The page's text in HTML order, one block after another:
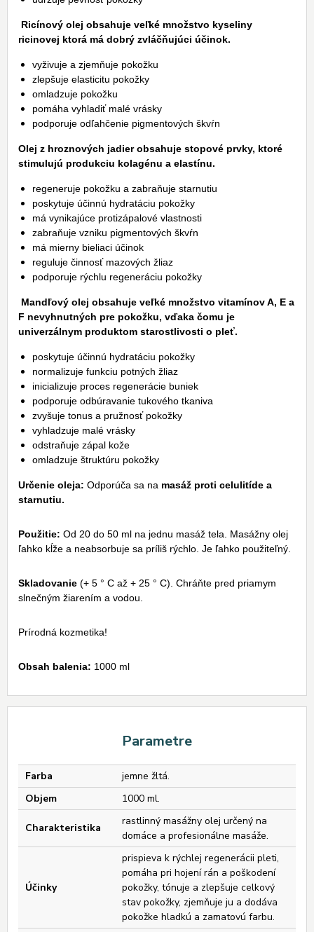
Ricínový olej obsahuje veľké množstvo kyseliny
ricinovej ktorá má dobrý zvláčňujúci účinok.
vyživuje a zjemňuje pokožku
zlepšuje elasticitu pokožky
omladzuje pokožku
pomáha vyhladiť malé vrásky
podporuje odľahčenie pigmentových škvŕn
Olej z hroznových jadier obsahuje stopové prvky, ktoré
stimulujú produkciu kolagénu a elastínu.
regeneruje pokožku a zabraňuje starnutiu
poskytuje účinnú hydratáciu pokožky
má vynikajúce protizápalové vlastnosti
zabraňuje vzniku pigmentových škvŕn
má mierny bieliaci účinok
reguluje činnosť mazových žliaz
podporuje rýchlu regeneráciu pokožky
Mandľový olej obsahuje veľké množstvo vitamínov A, E a
F nevyhnutných pre pokožku, vďaka čomu je
univerzálnym produktom starostlivosti o pleť.
poskytuje účinnú hydratáciu pokožky
normalizuje funkciu potných žliaz
inicializuje proces regenerácie buniek
podporuje odbúravanie tukového tkaniva
zvyšuje tonus a pružnosť pokožky
vyhladzuje malé vrásky
odstraňuje zápal kože
omladzuje štruktúru pokožky
Určenie oleja: Odporúča sa na masáž proti celulitíde a
starnutiu.
Použitie: Od 20 do 50 ml na jednu masáž tela. Masážny olej
ľahko kĺže a neabsorbuje sa príliš rýchlo. Je ľahko použiteľný.
Skladovanie (+ 5 ° C až + 25 ° C). Chráňte pred priamym
slnečným žiarením a vodou.
Prírodná kozmetika!
Obsah balenia: 1000 ml
Parametre
Farba
jemne žltá.
Objem
1000 ml.
Charakteristika
rastlinný masážny olej určený na
domáce a profesionálne masáže.
Účinky
prispieva k rýchlej regenerácii pleti,
pomáha pri hojení rán a poškodení
pokožky, tónuje a zlepšuje celkový
stav pokožky, zjemňuje ju a dodáva
pokožke hladkú a zamatovú farbu.